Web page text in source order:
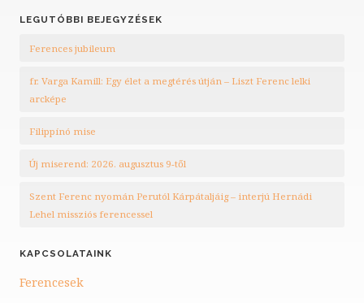
LEGUTÓBBI BEJEGYZÉSEK
Ferences jubileum
fr. Varga Kamill: Egy élet a megtérés útján – Liszt Ferenc lelki
arcképe
Filippínó mise
Új miserend: 2026. augusztus 9-től
Szent Ferenc nyomán Perutól Kárpátaljáig – interjú Hernádi
Lehel missziós ferencessel
KAPCSOLATAINK
Ferencesek